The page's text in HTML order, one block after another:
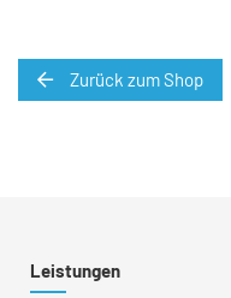
Zurück zum Shop
Leistungen